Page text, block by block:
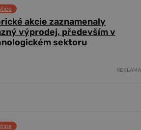
akcie zaznamenaly
výprodej, především v
sektoru
REKLAMA